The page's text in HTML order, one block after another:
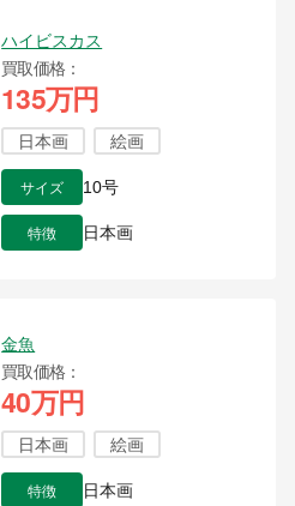
ハイビスカス
買取価格
135万円
日本画 絵画
サイズ 10号
特徴 日本画
金魚
買取価格
40万円
日本画 絵画
特徴 日本画